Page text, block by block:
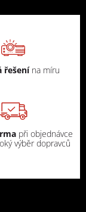
řešení na míru
při objednávce
výběr dopravců